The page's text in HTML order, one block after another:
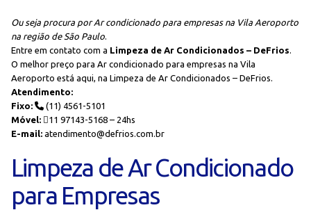
Ou seja procura por Ar condicionado para empresas na Vila Aeroporto
na região de São Paulo.
Entre em contato com a Limpeza de Ar Condicionados – DeFrios.
O melhor preço para Ar condicionado para empresas na Vila
Aeroporto está aqui, na Limpeza de Ar Condicionados – DeFrios.
Atendimento:
Fixo:
(11) 4561-5101
Móvel:
11 97143-5168 – 24hs
E-mail: atendimento@defrios.com.br
Limpeza de Ar Condicionado
para Empresas